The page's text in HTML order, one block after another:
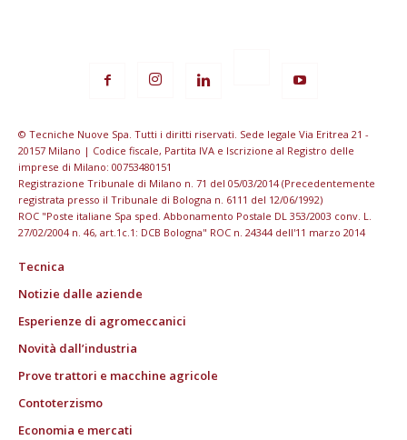
© Tecniche Nuove Spa. Tutti i diritti riservati. Sede legale Via Eritrea 21 -
20157 Milano | Codice fiscale, Partita IVA e Iscrizione al Registro delle
imprese di Milano: 00753480151
Registrazione Tribunale di Milano n. 71 del 05/03/2014 (Precedentemente
registrata presso il Tribunale di Bologna n. 6111 del 12/06/1992)
ROC "Poste italiane Spa sped. Abbonamento Postale DL 353/2003 conv. L.
27/02/2004 n. 46, art.1c.1: DCB Bologna" ROC n. 24344 dell'11 marzo 2014
Tecnica
Notizie dalle aziende
Esperienze di agromeccanici
Novità dall’industria
Prove trattori e macchine agricole
Contoterzismo
Economia e mercati